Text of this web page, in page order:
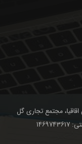
اقاقیا، مجتمع تجاری گل